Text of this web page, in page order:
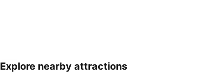
Ανάπτυξη χάρτη
Explore nearby attractions